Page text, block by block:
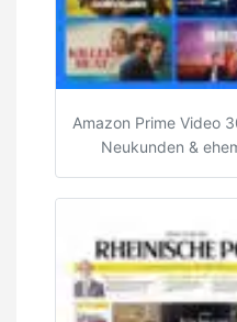
Amazon Prime Video